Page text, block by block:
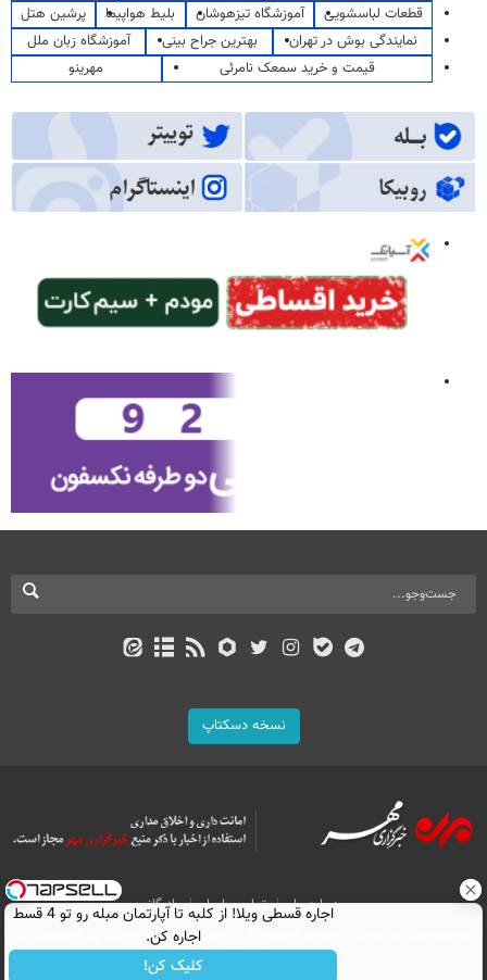
قطعات لباسشویی
آموزشگاه تیزهوشان بلیط هواپیما
پرشین هتل
نمایندگی بوش در تهران
بهترین جراح بینی
آموزشگاه زبان ملل
قیمت و خرید سمعک نامرئی
مهرینو
نسخه دسکتاپ
درباره ما تماس با ما
بازرگانی
All Content by Mehr News Agency is licensed under a Creative Commons
Attribution 4.0 International License.
اجاره‌ قسطی ویلا! از کلبه تا آپارتمان مبله رو تو 4 قسط
اجاره کن.
کلیک کن!